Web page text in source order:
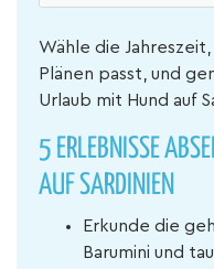
Wähle die
Plänen passt, und
Urlaub mit Hund auf
5 ERLEBNISSE
AUF SARDINIEN
Erkunde die
Barumini und